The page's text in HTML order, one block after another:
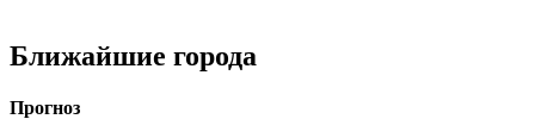
Ближайшие города
Прогноз